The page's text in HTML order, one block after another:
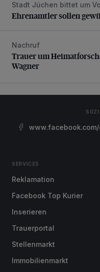
Ehrenamtler sollen
Stadt Jüchen bittet um
Ehrenamtler sollen
Trauer um
Nachruf
Trauer um
Wagner
SERVICES
Reklamation
Facebook Top Kurier
Inserieren
Trauerportal
Stellenmarkt
Immobilienmarkt